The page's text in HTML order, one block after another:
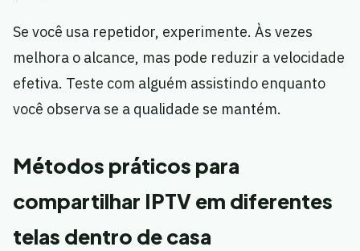
Se você usa repetidor, experimente. Às vezes
melhora o alcance, mas pode reduzir a velocidade
efetiva. Teste com alguém assistindo enquanto
você observa se a qualidade se mantém.
Métodos práticos para
compartilhar IPTV em diferentes
telas dentro de casa